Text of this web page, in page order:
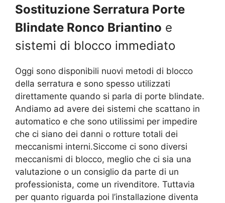
Sostituzione Serratura Porte
Blindate Ronco Briantino e
sistemi di blocco immediato
Oggi sono disponibili nuovi metodi di blocco
della serratura e sono spesso utilizzati
direttamente quando si parla di porte blindate.
Andiamo ad avere dei sistemi che scattano in
automatico e che sono utilissimi per impedire
che ci siano dei danni o rotture totali dei
meccanismi interni.Siccome ci sono diversi
meccanismi di blocco, meglio che ci sia una
valutazione o un consiglio da parte di un
professionista, come un rivenditore. Tuttavia
per quanto riguarda poi l’installazione diventa